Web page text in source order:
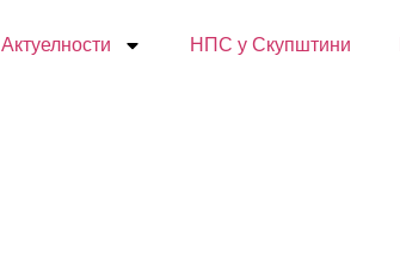
Актуелности НПС у Скупштини